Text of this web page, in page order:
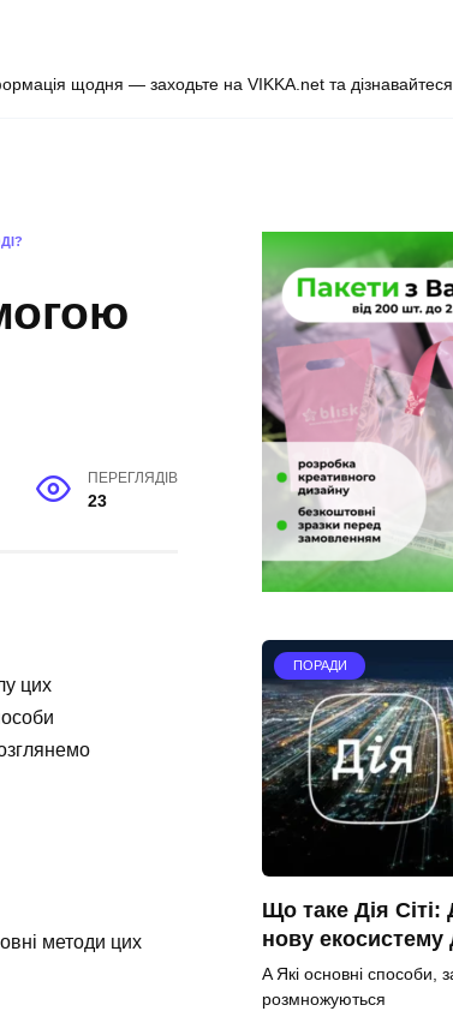
щодня — заходьте на VIKKA.net та
ПЕРЕГЛЯДІВ
23
цих
методи цих
ПОРАДИ
Що таке Дія Сіті:
нову екосистему
A Які основні способи,
розмножуються